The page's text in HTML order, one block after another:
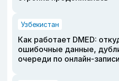
Узбекистан
Как работает DMED:
ошибочные данные,
очереди по онлайн-записи